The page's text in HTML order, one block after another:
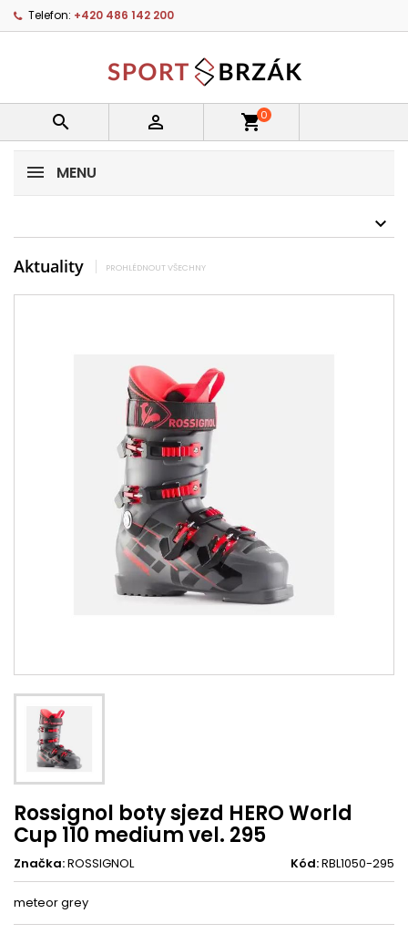
Telefon: +420 486 142 200
  shopping_cart0
MENU
Aktuality PROHLÉDNOUT VŠECHNY
Rossignol boty sjezd HERO World
Cup 110 medium vel. 295
Značka:ROSSIGNOL Kód:RBL1050-295
meteor grey